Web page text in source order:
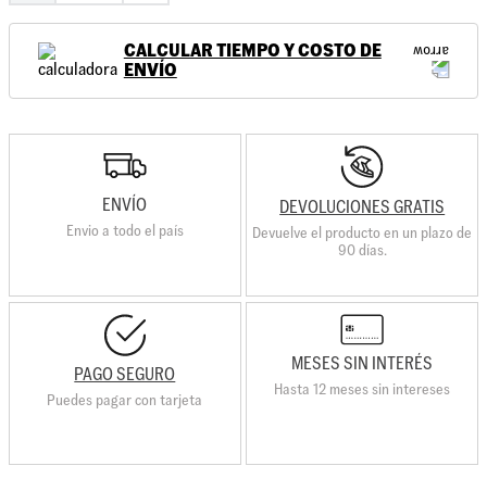
CALCULAR TIEMPO Y COSTO DE
ENVÍO
ENVÍO
Envio a todo el país
DEVOLUCIONES GRATIS
Devuelve el producto en un plazo de
90 días.
PAGO SEGURO
Puedes pagar con tarjeta
MESES SIN INTERÉS
Hasta 12 meses sin intereses